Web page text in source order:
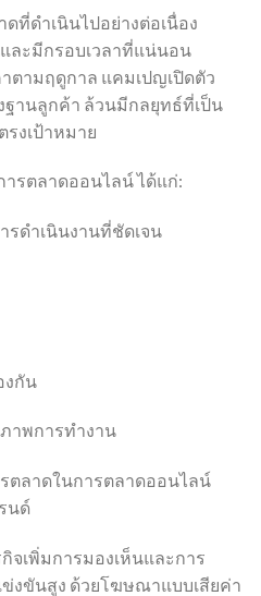
ที่ดำเนินไปอย่างต่อเนื่อง
ละมีกรอบเวลาที่แน่นอน
ตามฤดูกาล แคมเปญเปิดตัว
านลูกค้า ล้วนมีกลยุทธ์ที่เป็น
งเป้าหมาย
รตลาดออนไลน์ ได้แก่:
รดำเนินงานที่ชัดเจน
งกัน
าพการทำงาน
ลาดในการตลาดออนไลน์
นด์
จเพิ่มการมองเห็นและการ
งขันสูง ด้วยโฆษณาแบบเสียค่า